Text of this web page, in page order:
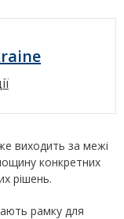
виходить за межі
конкретних
рішень.
рамку для